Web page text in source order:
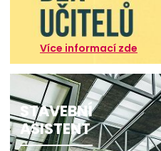
Více informací zde
STAVEBNÍ
ASISTENT